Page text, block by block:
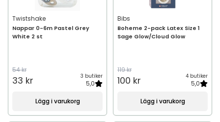
Twistshake
Nappar 0-6m Pastel Grey
White 2 st
54 kr
33 kr 3 butiker
5,0
Lägg i varukorg
Bibs
Boheme 2-pack Latex Size 1
Sage Glow/Cloud Glow
119 kr
100 kr 4 butiker
5,0
Lägg i varukorg